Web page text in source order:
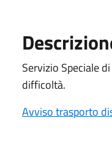
Servizio Speciale
difficoltà.
Avviso trasporto